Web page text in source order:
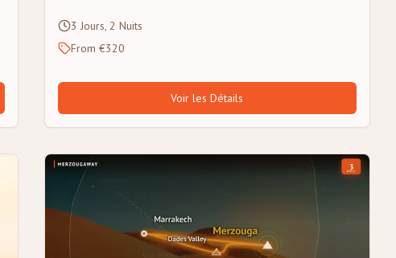
3 Jours, 2 Nuits
From €320
Voir les Détails